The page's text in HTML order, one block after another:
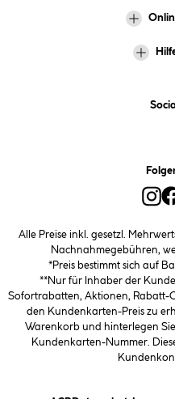
Alle Preise inkl. gesetzl.
Nachnahmegebühren,
*Preis bestimmt sich auf
**Nur für Inhaber der
Sofortrabatten, Aktionen, Rabatt-
den Kundenkarten-Preis zu
Warenkorb und hinterlegen
Kundenkarten-Nummer.